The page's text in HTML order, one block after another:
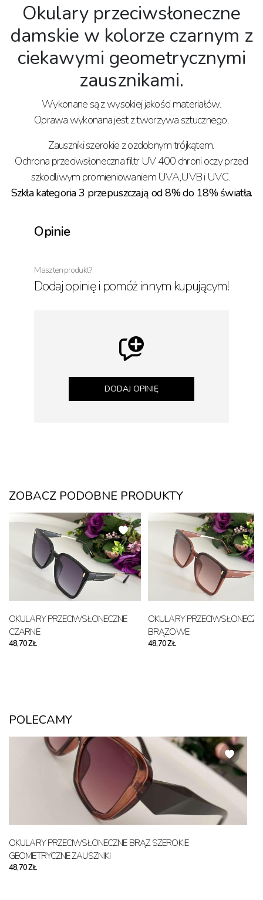
Opinie
Masz ten produkt?
Dodaj opinię i pomóż innym kupującym!
DODAJ OPINIĘ
Okulary przeciwsłoneczne
damskie w kolorze czarnym z
ciekawymi geometrycznymi
zausznikami.
Wykonane są z wysokiej jakości materiałów.
Oprawa wykonana jest z tworzywa sztucznego.
Zauszniki szerokie z ozdobnym trójkątem.
Ochrona przeciwsłoneczna filtr UV 400 chroni oczy przed
szkodliwym promieniowaniem UVA,UVB i UVC.
Szkła kategoria 3 przepuszczają od 8% do 18% światła.
ZOBACZ PODOBNE PRODUKTY
OKULARY PRZECIWSŁONECZNE
CZARNE
48,70 ZŁ
OKULARY
BRĄZOWE
48,70 ZŁ
POLECAMY
OKULARY PRZECIWSŁONECZNE BRĄZ SZEROKIE
GEOMETRYCZNE ZAUSZNIKI
48,70 ZŁ